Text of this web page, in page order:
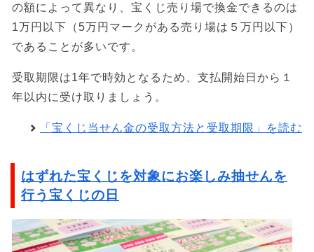
の額によって異なり、宝くじ売り場で換金できるのは
1万円以下（5万円マークがある売り場は５万円以下）
であることが多いです。
受取期限は1年で時効となるため、支払開始日から１
年以内に受け取りましょう。
「宝くじ当せん金の受取方法と受取期限」を読む
はずれた宝くじを対象にお楽しみ抽せんを
行う宝くじの日